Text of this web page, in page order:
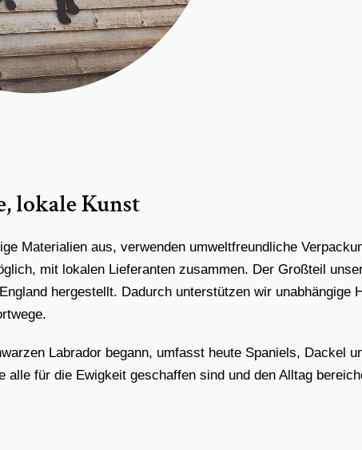
lokale Kunst
Materialien aus, verwenden umweltfreundliche
mit lokalen Lieferanten zusammen. Der Großteil
hergestellt. Dadurch unterstützen wir unabhängige
Labrador begann, umfasst heute Spaniels, Dackel
alle für die Ewigkeit geschaffen sind und den Alltag